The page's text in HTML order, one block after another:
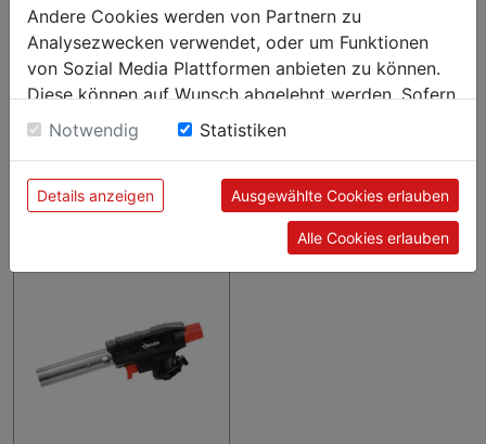
€ 81,75
€ 23,25
Andere Cookies werden von Partnern zu
Analysezwecken verwendet, oder um Funktionen
von Sozial Media Plattformen anbieten zu können.
Diese können auf Wunsch abgelehnt werden. Sofern
sie unsere Webseite weiter nutzen, geben Sie
Einwilligung zu unseren Cookies.
Notwendig Statistiken
Details anzeigen Ausgewählte Cookies erlauben
Alle Cookies erlauben